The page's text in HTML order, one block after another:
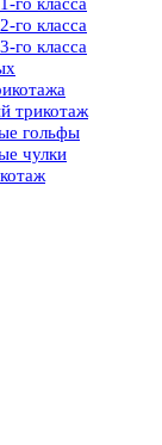
го класса
го класса
трикотаж
гольфы
чулки